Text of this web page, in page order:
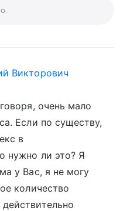
Викторович
очень мало
Если по существу,
в
нужно ли это? Я
у Вас, я не могу
количество